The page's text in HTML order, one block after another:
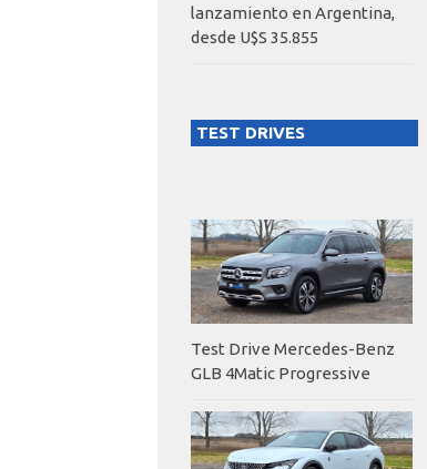
lanzamiento en Argentina,
desde U$S 35.855
TEST DRIVES
Test Drive Mercedes-Benz
GLB 4Matic Progressive